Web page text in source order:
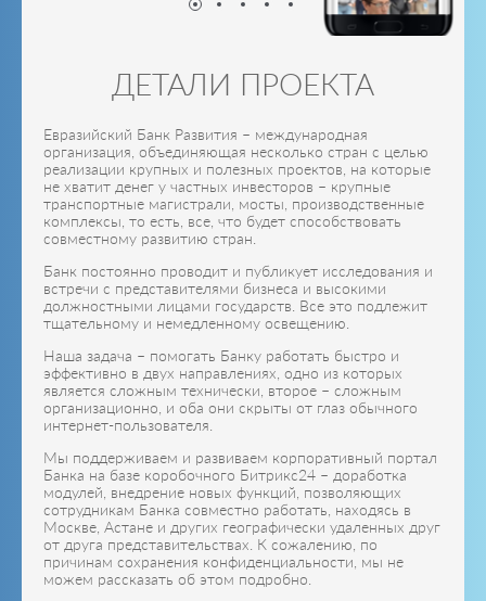
ДЕТАЛИ ПРОЕКТА
Евразийский Банк Развития – международная
организация, объединяющая несколько стран с целью
реализации крупных и полезных проектов, на которые
не хватит денег у частных инвесторов – крупные
транспортные магистрали, мосты, производственные
комплексы, то есть, все, что будет способствовать
совместному развитию стран.
Банк постоянно проводит и публикует исследования и
встречи с представителями бизнеса и высокими
должностными лицами государств. Все это подлежит
тщательному и немедленному освещению.
Наша задача – помогать Банку работать быстро и
эффективно в двух направлениях, одно из которых
является сложным технически, второе – сложным
организационно, и оба они скрыты от глаз обычного
интернет-пользователя.
Мы поддерживаем и развиваем корпоративный портал
Банка на базе коробочного Битрикс24 – доработка
модулей, внедрение новых функций, позволяющих
сотрудникам Банка совместно работать, находясь в
Москве, Астане и других географически удаленных друг
от друга представительствах. К сожалению, по
причинам сохранения конфиденциальности, мы не
можем рассказать об этом подробно.